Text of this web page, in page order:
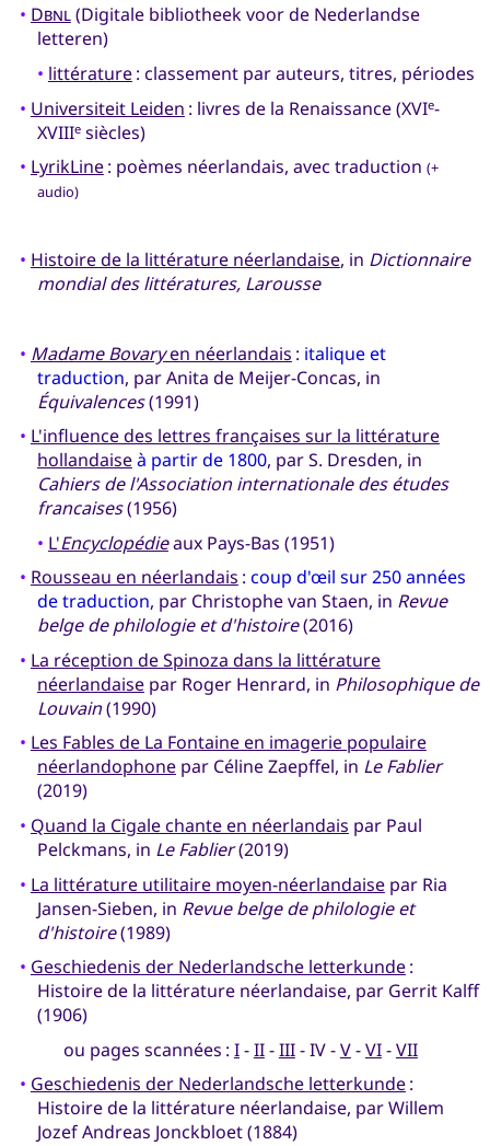
• Dbnl(Digitale bibliotheek voor de Nederlandse
letteren)
• littérature: classement par auteurs, titres, périodes
• Universiteit Leiden : livres de la Renaissance (XVIe-
XVIIIesiècles)
• LyrikLine: poèmes néerlandais, avec traduction (+
audio)
• Histoire de la littérature néerlandaise, in Dictionnaire
mondial des littératures, Larousse
• Madame Bovaryen néerlandais : italique et
traduction, par Anita de Meijer-Concas, in
Équivalences(1991)
• L'influence des lettres françaises sur la littérature
hollandaiseà partir de 1800, par S. Dresden, in
Cahiers de l'Association internationale des études
francaises(1956)
• L'Encyclopédieaux Pays-Bas (1951)
• Rousseau en néerlandais : coup d'œil sur 250 années
de traduction, par Christophe van Staen, in Revue
belge de philologie et d'histoire(2016)
• La réception de Spinoza dans la littérature
néerlandaisepar Roger Henrard, in Philosophique de
Louvain(1990)
• Les Fables de La Fontaine en imagerie populaire
néerlandophonepar Céline Zaepffel, in Le Fablier
(2019)
• Quand la Cigale chante en néerlandais par Paul
Pelckmans, in Le Fablier(2019)
• La littérature utilitaire moyen-néerlandaisepar Ria
Jansen-Sieben, in Revue belge de philologie et
d'histoire(1989)
• Geschiedenis der Nederlandsche letterkunde:
Histoire de la littérature néerlandaise, par Gerrit Kalff
(1906)
ou pages scannées : I-II-III- IV -V-VI-VII
• Geschiedenis der Nederlandsche letterkunde:
Histoire de la littérature néerlandaise, par Willem
Jozef Andreas Jonckbloet (1884)